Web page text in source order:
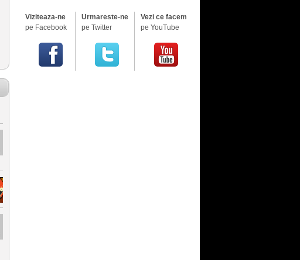
Viziteaza-ne
pe Facebook
Urmareste-ne
pe Twitter
Vezi ce facem
pe YouTube